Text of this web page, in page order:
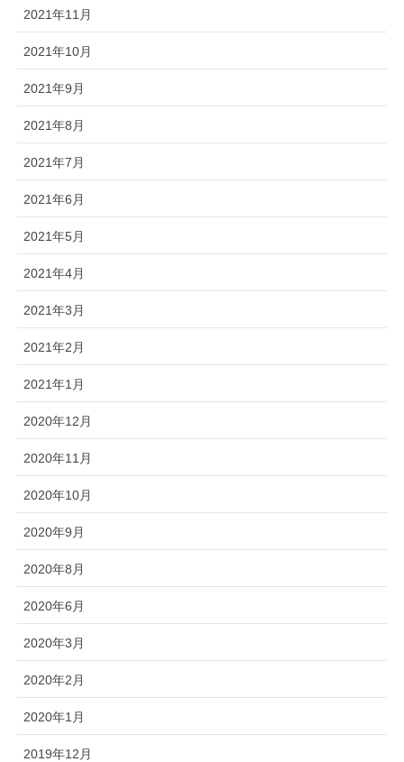
2021年11月
2021年10月
2021年9月
2021年8月
2021年7月
2021年6月
2021年5月
2021年4月
2021年3月
2021年2月
2021年1月
2020年12月
2020年11月
2020年10月
2020年9月
2020年8月
2020年6月
2020年3月
2020年2月
2020年1月
2019年12月